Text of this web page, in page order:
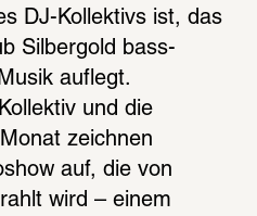
DJ-Kollektivs ist, das
Silbergold bass-
auflegt.
und die
zeichnen
auf, die von
wird – einem